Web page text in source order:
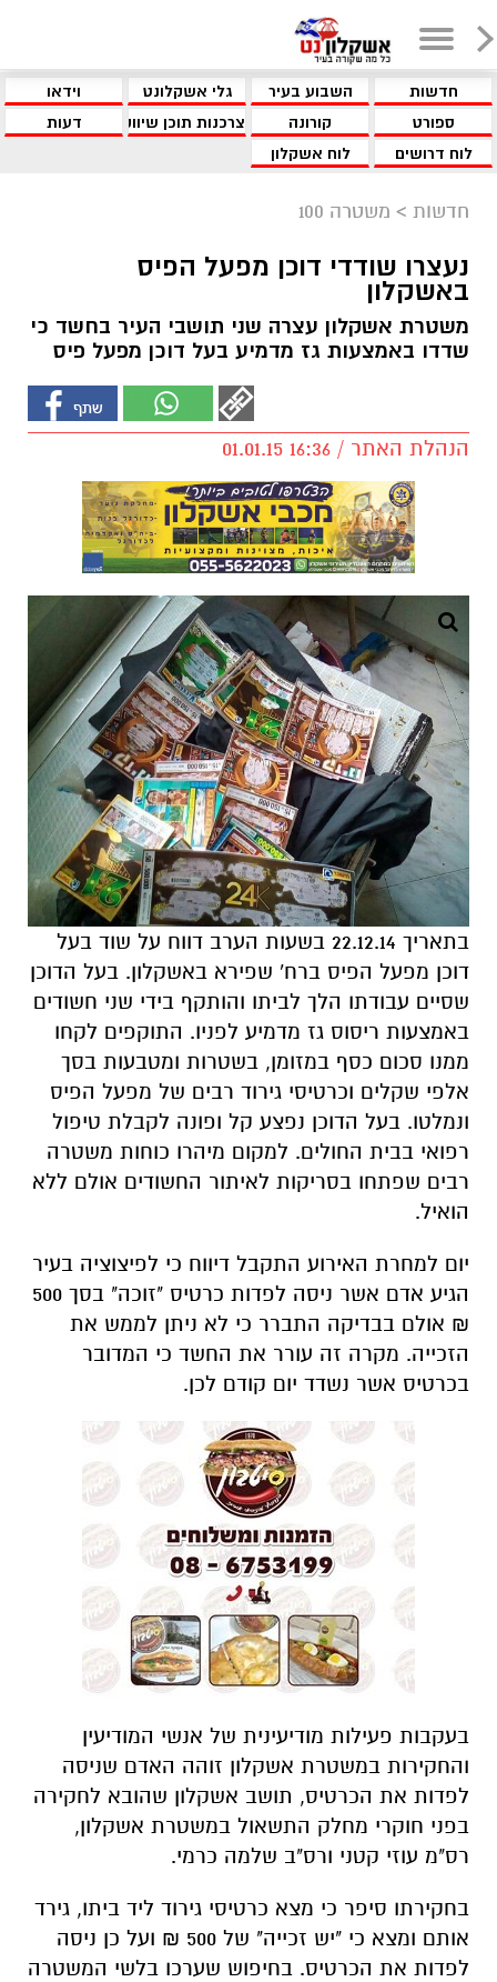
חדשות השבוע בעיר גלי אשקלונט
וידאו
ספורט
קורונה צרכנות תוכן שיווקי
דעות
לוח דרושים
לוח אשקלון
חדשות > משטרה 100
נעצרו שודדי דוכן מפעל הפיס
באשקלון
משטרת אשקלון עצרה שני תושבי העיר בחשד כי
שדדו באמצעות גז מדמיע בעל דוכן מפעל פיס
הנהלת האתר / 16:36 01.01.15
בתאריך 22.12.14 בשעות הערב דווח על שוד בעל
דוכן מפעל הפיס ברח' שפירא באשקלון. בעל הדוכן
שסיים עבודתו הלך לביתו והותקף בידי שני חשודים
באמצעות ריסוס גז מדמיע לפניו. התוקפים לקחו
ממנו סכום כסף במזומן, בשטרות ומטבעות בסך
אלפי שקלים וכרטיסי גירוד רבים של מפעל הפיס
ונמלטו. בעל הדוכן נפצע קל ופונה לקבלת טיפול
רפואי בבית החולים. למקום מיהרו כוחות משטרה
רבים שפתחו בסריקות לאיתור החשודים אולם ללא
הואיל.
יום למחרת האירוע התקבל דיווח כי לפיצוציה בעיר
הגיע אדם אשר ניסה לפדות כרטיס "זוכה" בסך 500
₪ אולם בבדיקה התברר כי לא ניתן לממש את
הזכייה. מקרה זה עורר את החשד כי המדובר
בכרטיס אשר נשדד יום קודם לכן.
בעקבות פעילות מודיעינית של אנשי המודיעין
והחקירות במשטרת אשקלון זוהה האדם שניסה
לפדות את הכרטיס, תושב אשקלון שהובא לחקירה
בפני חוקרי מחלק התשאול במשטרת אשקלון,
רס"מ עוזי קטני ורס"ב שלמה כרמי.
בחקירתו סיפר כי מצא כרטיסי גירוד ליד ביתו, גירד
אותם ומצא כי "יש זכייה" של 500 ₪ ועל כן ניסה
לפדות את הכרטיס. בחיפוש שערכו בלשי המשטרה